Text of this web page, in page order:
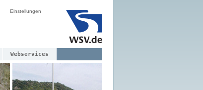
Einstellungen
Webservices